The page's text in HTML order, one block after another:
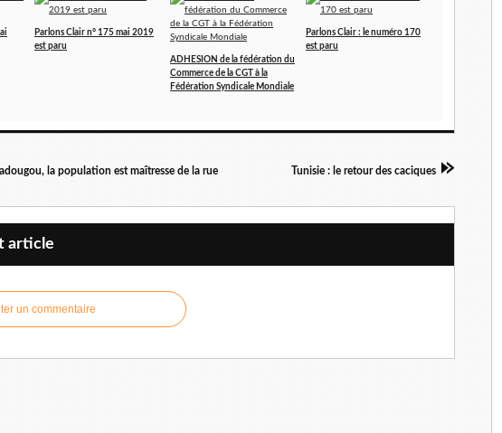
Parlons Clair n° 175 mai 2019
est paru
ADHESION de la fédération du
Commerce de la CGT à la
Fédération Syndicale Mondiale
Parlons Clair : le numéro 170
est paru
la population est maîtresse de la rue Tunisie : le retour des caciques
article
un commentaire